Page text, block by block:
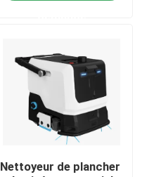
Nettoyeur de plancher